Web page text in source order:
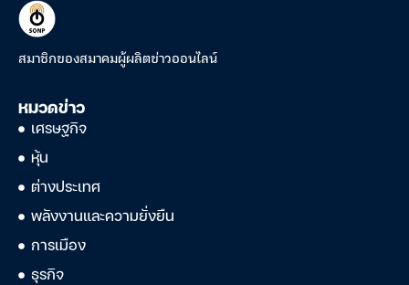
สมาชิกของสมาคมผู้ผลิตข่าวออนไลน์
หมวดข่าว
เศรษฐกิจ
หุ้น
ต่างประเทศ
พลังงานและความยั่งยืน
การเมือง
ธุรกิจ